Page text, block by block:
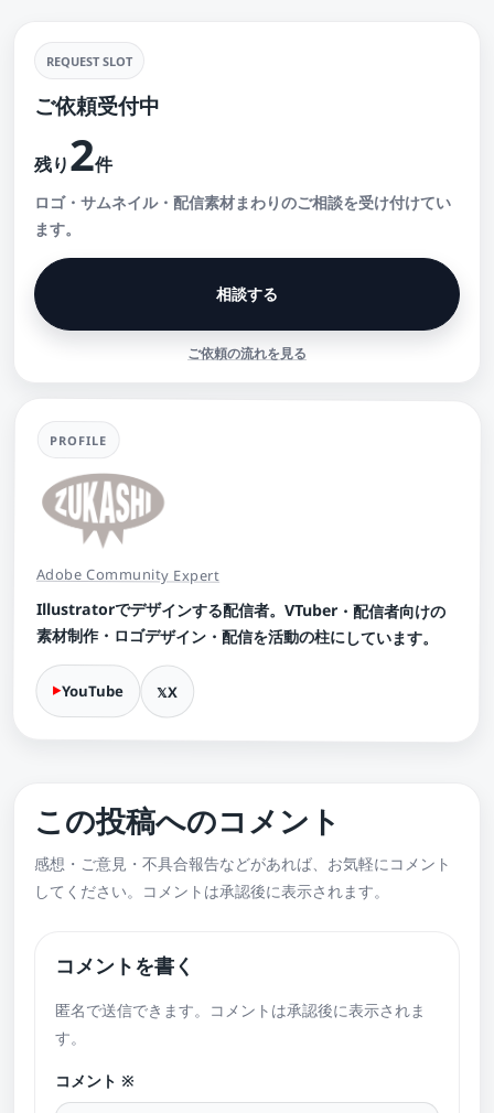
REQUEST SLOT
ご依頼受付中
残り2件
ロゴ・サムネイル・配信素材まわりのご相談を受け付けてい
ます。
相談する
ご依頼の流れを見る
PROFILE
Adobe Community Expert
Illustratorでデザインする配信者。VTuber・配信者向けの
素材制作・ロゴデザイン・配信を活動の柱にしています。
YouTube X
この投稿へのコメント
感想・ご意見・不具合報告などがあれば、お気軽にコメント
してください。コメントは承認後に表示されます。
コメントを書く
匿名で送信できます。コメントは承認後に表示されま
す。
コメント ※